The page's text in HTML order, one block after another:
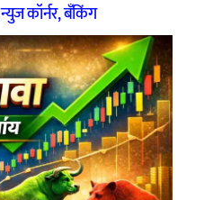
न्युज कॉर्नर,बँकिंग